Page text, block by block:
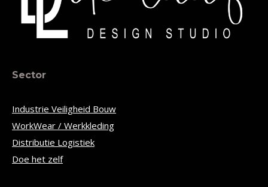
Sector
Industrie Veiligheid Bouw
WorkWear / Werkkleding
Distributie Logistiek
Doe het zelf